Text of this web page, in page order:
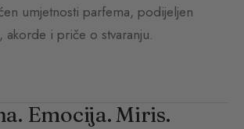
umjetnosti parfema, podijeljen
akorde i priče o stvaranju.
Emocija. Miris.